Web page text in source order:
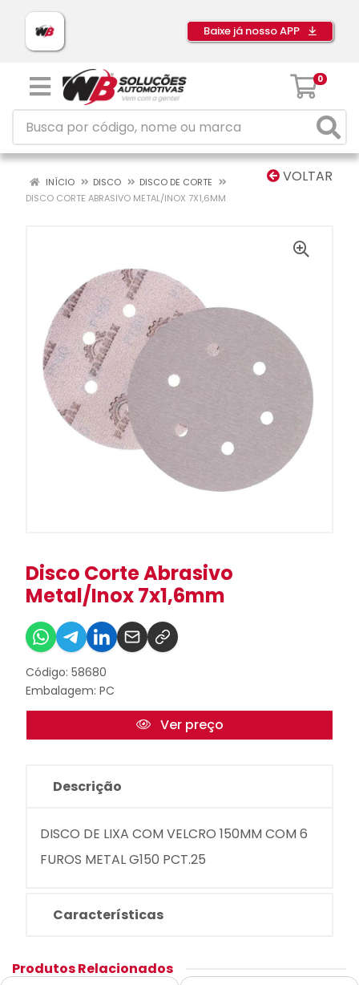
Baixe já nosso APP
0
VOLTAR
INÍCIO DISCO
DISCO DE CORTE
DISCO CORTE ABRASIVO METAL/INOX 7X1,6MM
Disco Corte Abrasivo
Metal/Inox 7x1,6mm
Código: 58680
Embalagem: PC
Ver preço
Descrição
DISCO DE LIXA COM VELCRO 150MM COM 6
FUROS METAL G150 PCT.25
Características
Produtos Relacionados